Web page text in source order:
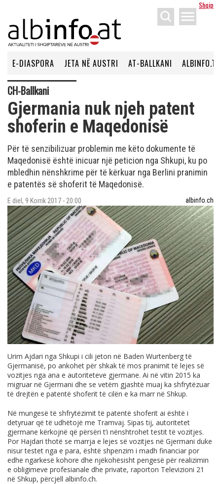
Shqip
menu
E-DIASPORA JETA NË AUSTRI AT-BALLKANI ALBINFO.TV
CH-Ballkani
Gjermania nuk njeh patent
shoferin e Maqedonisë
Për të senzibilizuar problemin me këto dokumente të
Maqedonisë është inicuar një peticion nga Shkupi, ku po
mbledhin nënshkrime për të kërkuar nga Berlini pranimin
e patentës së shoferit të Maqedonisë.
E diel, 9 Korrik 2017 - 20:00 albinfo.ch
Urim Ajdari nga Shkupi i cili jeton në Baden Wurtenberg të
Gjermanisë, po ankohet për shkak të mos pranimit të lejes së
vozitjes nga ana e autoriteteve gjermane. Ai në vitin 2015 ka
migruar në Gjermani dhe se vetëm gjashtë muaj ka shfrytëzuar
të drejtën e patentë shoferit të cilën e ka marr në Shkup.
Në mungesë të shfrytëzimit të patentë shoferit ai është i
detyruar që të udhëtojë me Tramvaj. Sipas tij, autoritetet
gjermane kërkojnë që përsëri t’i nënshtrohet testit të vozitjes.
Por Hajdari thotë se marrja e lejes së vozitjes në Gjermani duke
nisur testet nga e para, është shpenzim i madh financiar por
edhe ngarkesë kohore dhe njëkohësisht pengesë për realizimin
e obligimeve profesianale dhe private, raporton Televizioni 21
në Shkup, përcjell albinfo.ch.